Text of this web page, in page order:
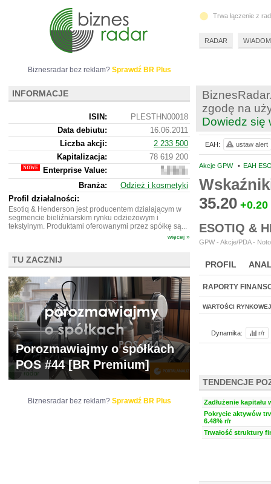
zgodę na
Dowiedz się
Akcje GPW • EAH
35.20 +0.20
ESOTIQ &
GPW - Akcje/PDA -
PROFIL
WYCENA BR
RAPORTY
WARTOŚCI RYNKOWEJ
Dynamika: r/r
TENDENCJE
Zadłużenie kapitału
Pokrycie aktywów
6.48% r/r
Trwałość struktury
EAH: ustaw alert
Biznesradar bez reklam? Sprawdź BR Plus
INFORMACJE
ISIN:
PLESTHN00018
Data debiutu:
16.06.2011
Liczba akcji:
2 233 500
Kapitalizacja:
78 619 200
Enterprise Value:
160
098
200
Branża:
Odzież i kosmetyki
Profil działalności:
Esotiq & Henderson jest producentem działającym w
segmencie bieliźniarskim rynku odzieżowym i
tekstylnym. Produktami oferowanymi przez spółkę są...
więcej »
TU ZACZNIJ
Porozmawiajmy o spółkach
POS #44 [BR Premium]
Biznesradar bez reklam? Sprawdź BR Plus
Trwa łączenie z
RADAR